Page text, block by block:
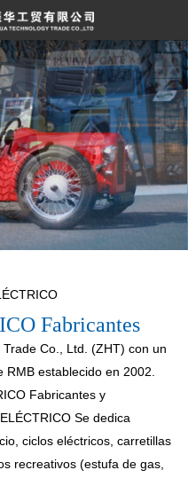
Fabricantes
Co., Ltd. (ZHT) con un
RMB establecido en 2002.
Fabricantes y
Se dedica
ciclos eléctricos, carretillas
recreativos (estufa de gas,